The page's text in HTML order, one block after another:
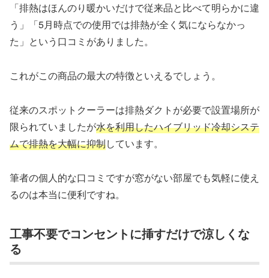
「排熱はほんのり暖かいだけで従来品と比べて明らかに違
う」「5月時点での使用では排熱が全く気にならなかっ
た」という口コミがありました。
これがこの商品の最大の特徴といえるでしょう。
従来のスポットクーラーは排熱ダクトが必要で設置場所が
限られていましたが水を利用したハイブリッド冷却システ
ムで排熱を大幅に抑制しています。
筆者の個人的な口コミですが窓がない部屋でも気軽に使え
るのは本当に便利ですね。
工事不要でコンセントに挿すだけで涼しくな
る